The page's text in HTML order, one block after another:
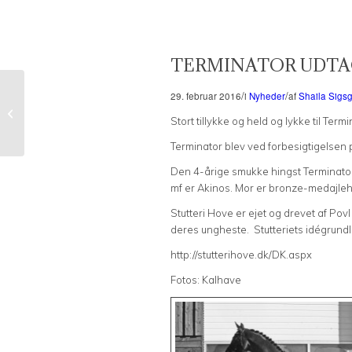
TERMINATOR
29. februar 2016/i Nyheder/afShaila
Stort tillykke og held og lykke til
Terminator blev ved
Den 4-årige smukke hingst
mf er Akinos. Mor er bronze-
Stutteri Hove er ejet og drevet af
deres ungheste. Stutteriets
http://stutterihove.dk/DK.aspx
Fotos: Kalhave